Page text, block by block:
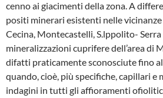
cenno ai giacimen­ti della zona. A
positi minerari esistenti nelle
Cecina, Montecastelli, S.lppolito-
mineralizzazioni cuprife­re dell’area di
difatti pra­ticamente sconosciute fino
quando, cioè, più specifiche, capilla­ri e
indagini in tutti gli affioramenti